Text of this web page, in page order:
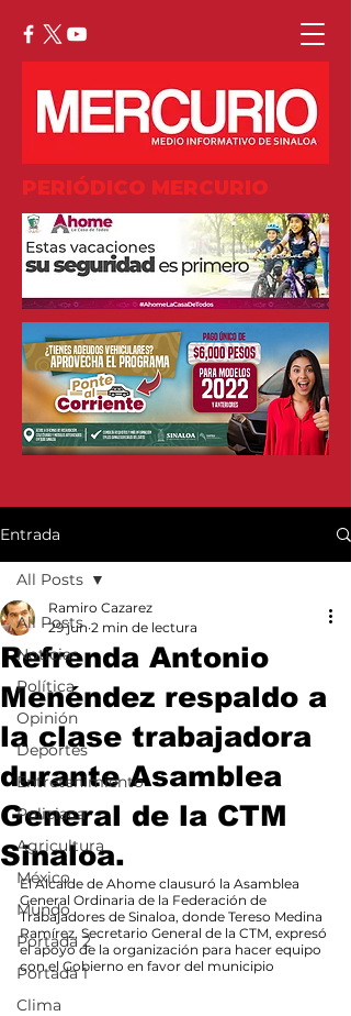
PERIÓDICO MERCURIO
Entrada
All Posts
Noticias
Política
Opinión
Deportes
Entretenimiento
Policiaca
Agricultura
México
Mundo
Portada 2
Portada 1
Clima
All Posts
Refrenda Antonio
Menéndez respaldo a
la clase trabajadora
durante Asamblea
General de la CTM
Sinaloa.
Ramiro Cazarez
29 jun 2 min de lectura
El Alcalde de Ahome clausuró la Asamblea
General Ordinaria de la Federación de
Trabajadores de Sinaloa, donde Tereso Medina
Ramírez, Secretario General de la CTM, expresó
el apoyo de la organización para hacer equipo
con el Gobierno en favor del municipio